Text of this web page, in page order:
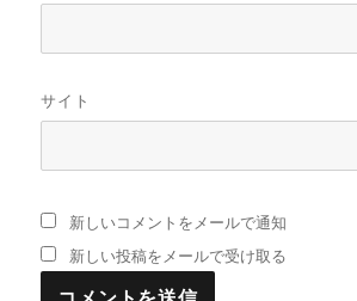
サイト
新しいコメントをメールで通知
新しい投稿をメールで受け取る